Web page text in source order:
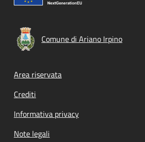
Comune di Ariano Irpino
Footer menu
Area riservata
Crediti
Informativa privacy
Note legali